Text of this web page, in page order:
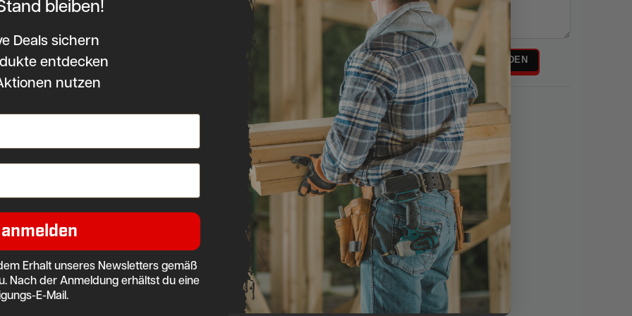
geeignet ist.
und Bohrmaschinen verwendet werden
75 mm und 150 mm
die längeren Varianten erleichtern das
Rezensionstext
REZENSION SENDEN
bleiben!
Deals sichern
entdecken
nutzen
Erhalt unseres Newsletters gemäß
Nach der Anmeldung erhältst du eine
E-Mail.